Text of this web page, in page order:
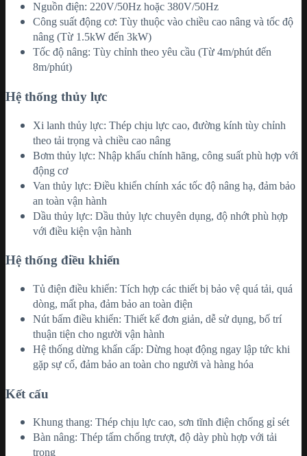
Nguồn điện: 220V/50Hz hoặc 380V/50Hz
Công suất động cơ: Tùy thuộc vào chiều cao nâng và tốc độ
nâng (Từ 1.5kW đến 3kW)
Tốc độ nâng: Tùy chỉnh theo yêu cầu (Từ 4m/phút đến
8m/phút)
Hệ thống thủy lực
Xi lanh thủy lực: Thép chịu lực cao, đường kính tùy chỉnh
theo tải trọng và chiều cao nâng
Bơm thủy lực: Nhập khẩu chính hãng, công suất phù hợp với
động cơ
Van thủy lực: Điều khiển chính xác tốc độ nâng hạ, đảm bảo
an toàn vận hành
Dầu thủy lực: Dầu thủy lực chuyên dụng, độ nhớt phù hợp
với điều kiện vận hành
Hệ thống điều khiển
Tủ điện điều khiển: Tích hợp các thiết bị bảo vệ quá tải, quá
dòng, mất pha, đảm bảo an toàn điện
Nút bấm điều khiển: Thiết kế đơn giản, dễ sử dụng, bố trí
thuận tiện cho người vận hành
Hệ thống dừng khẩn cấp: Dừng hoạt động ngay lập tức khi
gặp sự cố, đảm bảo an toàn cho người và hàng hóa
Kết cấu
Khung thang: Thép chịu lực cao, sơn tĩnh điện chống gỉ sét
Bàn nâng: Thép tấm chống trượt, độ dày phù hợp với tải
trọng